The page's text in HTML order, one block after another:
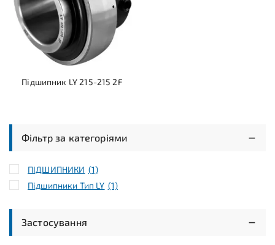
Підшипник LY 215-215 2F
Фільтр за категоріями
ПІДШИПНИКИ (1)
Підшипники Тип LY (1)
Застосування